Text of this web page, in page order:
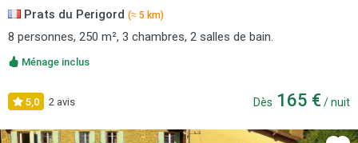
Prats du Perigord (≈ 5 km)
8 personnes, 250 m², 3 chambres, 2 salles de bain.
Ménage inclus
5,0 2 avis Dès 165 € / nuit